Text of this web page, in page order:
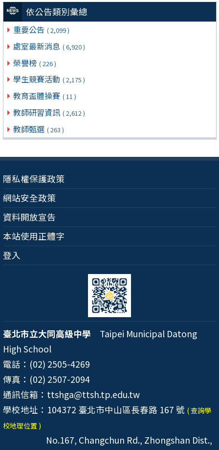
依公告類別彙總
重要公告 ( 2,099 )
處室最新消息 ( 6,920 )
榮譽榜 ( 226 )
學生競賽活動 ( 2,175 )
教育盃體操賽 ( 11 )
教師研習資訊 ( 2,612 )
教師甄選 ( 263 )
隱私權保護政策
網站安全政策
資料開放宣告
本站使用正體字
登入
臺北市立大同高級中學 Taipei Municipal Datong
High School
電話：(02) 2505-4269
傳真：(02) 2507-2094
通訊信箱：ttshga@ttsh.tp.edu.tw
學校地址：104372 臺北市中山區長春路 167 號 ( 查詢學
校地理位置 )
No.167, Changchun Rd., Zhongshan Dist.,